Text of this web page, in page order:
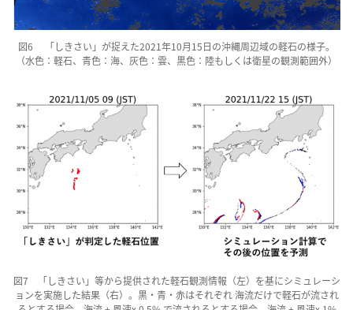
図6 「しきさい」が捉えた2021年10月15日の沖縄周辺域の軽石の様子。
（水色：軽石、青色：海、灰色：雲、黒色：陸もしくは衛星の観測範囲外）
図7 「しきさい」等から提供された軽石観測情報（左）を基にシミュレーシ
ョンを実施した結果（右）。黒・青・赤はそれぞれ 海流だけで軽石が流され